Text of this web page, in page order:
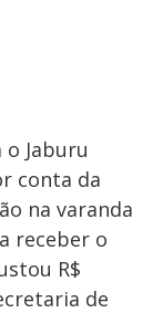
Jaburu
conta da
na varanda
receber o
R$
de